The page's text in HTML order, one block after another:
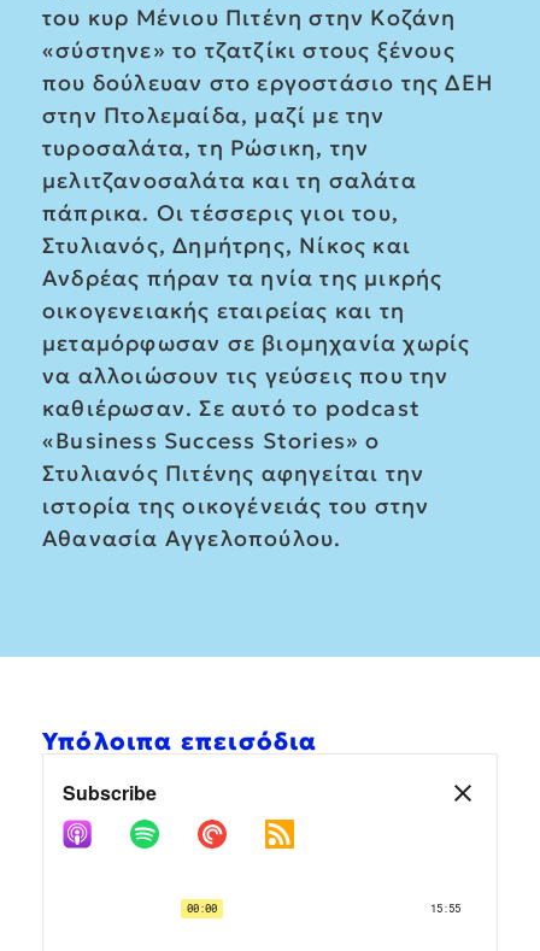
του κυρ Μένιου Πιτένη στην Κοζάνη
«σύστηνε» το τζατζίκι στους ξένους
που δούλευαν στο εργοστάσιο της ΔΕΗ
στην Πτολεμαίδα, μαζί με την
τυροσαλάτα, τη Ρώσικη, την
μελιτζανοσαλάτα και τη σαλάτα
πάπρικα. Οι τέσσερις γιοι του,
Στυλιανός, Δημήτρης, Νίκος και
Ανδρέας πήραν τα ηνία της μικρής
οικογενειακής εταιρείας και τη
μεταμόρφωσαν σε βιομηχανία χωρίς
να αλλοιώσουν τις γεύσεις που την
καθιέρωσαν. Σε αυτό το podcast
«Business Success Stories» ο
Στυλιανός Πιτένης αφηγείται την
ιστορία της οικογένειάς του στην
Αθανασία Αγγελοπούλου.
Υπόλοιπα επεισόδια